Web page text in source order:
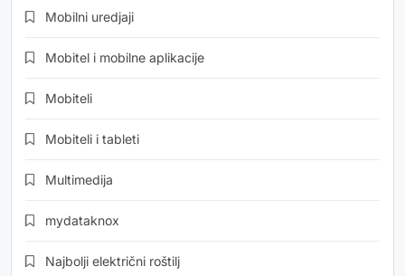
Mobilni uredjaji
Mobitel i mobilne aplikacije
Mobiteli
Mobiteli i tableti
Multimedija
mydataknox
Najbolji električni roštilj